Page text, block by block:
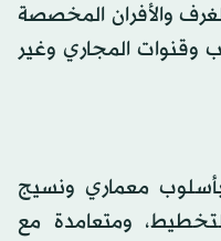
والأفران المخصصة
وقنوات المجاري وغير
معماري ونسيج
ومتعامدة مع